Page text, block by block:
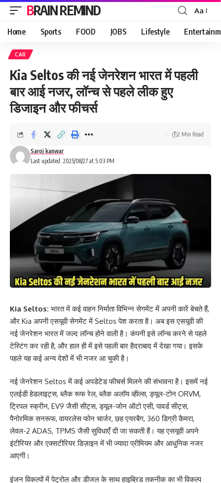
BRAIN REMIND
Font
Resizer
Aa
Home Sports FOOD JOBS Lifestyle
CAR
Kia Seltos की नई जेनरेशन भारत में पहली
बार आई नजर, लॉन्च से पहले लीक हुए
डिजाइन और फीचर्स
Last updated: 2025/08/27 at 5:03 PM
Saroj kanwar
2 Min Read
Kia Seltos: भारत में कई वाहन निर्माता विभिन्न सेगमेंट में अपनी कारें बेचते हैं,
और Kia अपनी एसयूवी सेगमेंट में Seltos पेश करता है। अब इस एसयूवी की
नई जेनरेशन भारत में जल्द लॉन्च होने वाली है। कंपनी इसे लॉन्च करने से पहले
टेस्टिंग कर रही है, और हाल ही में इसे पहली बार हैदराबाद में देखा गया। इसके
पहले यह कई अन्य देशों में भी नजर आ चुकी है।
नई जेनरेशन Seltos में कई अपडेटेड फीचर्स मिलने की संभावना है। इसमें नई
एलईडी हेडलाइट्स, ब्लैक रूफ रेल, ब्लैक अलॉय व्हील्स, ड्यूल-टोन ORVM,
ट्रिपल स्क्रीन, EV9 जैसी सीट्स, ड्यूल-जोन ऑटो एसी, पावर्ड सीट्स,
पैनोरमिक सनरूफ, वायरलेस फोन चार्जर, छह एयरबैग, 360 डिग्री कैमरा,
लेवल-2 ADAS, TPMS जैसी सुविधाएँ दी जा सकती हैं। यह एसयूवी अपने
इंटीरियर और एक्सटीरियर डिज़ाइन में भी ज्यादा प्रीमियम और आधुनिक नजर
आएगी।
इंजन विकल्पों में पेट्रोल और डीजल के साथ हाइब्रिड तकनीक का भी विकल्प